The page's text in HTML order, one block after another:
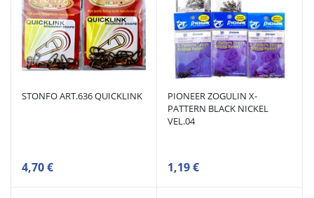
STONFO ART.636 QUICKLINK
4,70 €
PIONEER ZOGULIN X-
PATTERN BLACK NICKEL
VEL.04
1,19 €